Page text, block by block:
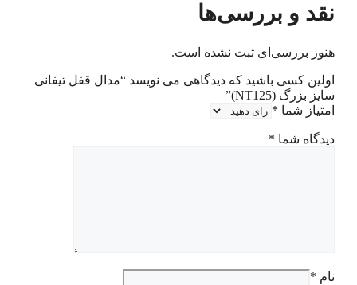
نقد و بررسی‌ها
هنوز بررسی‌ای ثبت نشده است.
اولین کسی باشید که دیدگاهی می نویسد “مدال قفل تیفانی
سایز بزرگ (NT125)”
امتیاز شما *
دیدگاه شما *
نام *